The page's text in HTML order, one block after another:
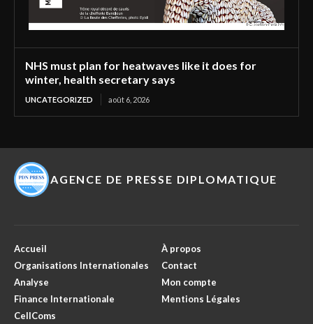
NHS must plan for heatwaves like it does for
winter, health secretary says
UNCATEGORIZED août 6, 2026
AGENCE DE PRESSE DIPLOMATIQUE
Accueil
Organisations Internationales
Analyse
Finance Internationale
CellComs
À propos
Contact
Mon compte
Mentions Légales